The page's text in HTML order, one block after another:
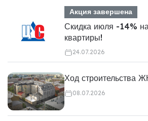
Акция завершена
Скидка июля -14%
квартиры!
24.07.2026
Ход строительства
08.07.2026